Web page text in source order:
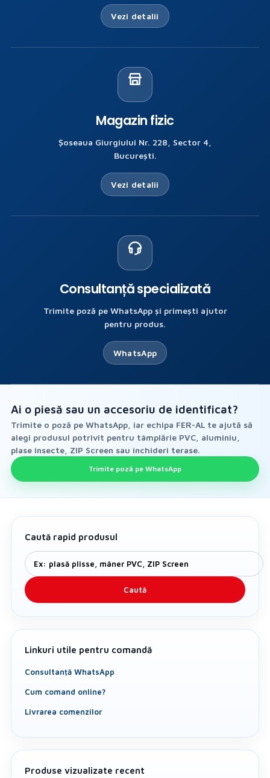
Vezi detalii
Magazin fizic
Șoseaua Giurgiului Nr. 228, Sector 4,
București.
Vezi detalii
Consultanță specializată
Trimite poză pe WhatsApp și primești ajutor
pentru produs.
WhatsApp
Ai o piesă sau un accesoriu de identificat?
Trimite o poză pe WhatsApp, iar echipa FER-AL te ajută să
alegi produsul potrivit pentru tâmplărie PVC, aluminiu,
plase insecte, ZIP Screen sau închideri terase.
Trimite poză pe WhatsApp
Caută rapid produsul
Caută
Linkuri utile pentru comandă
Consultanță WhatsApp
Cum comand online?
Livrarea comenzilor
Produse vizualizate recent